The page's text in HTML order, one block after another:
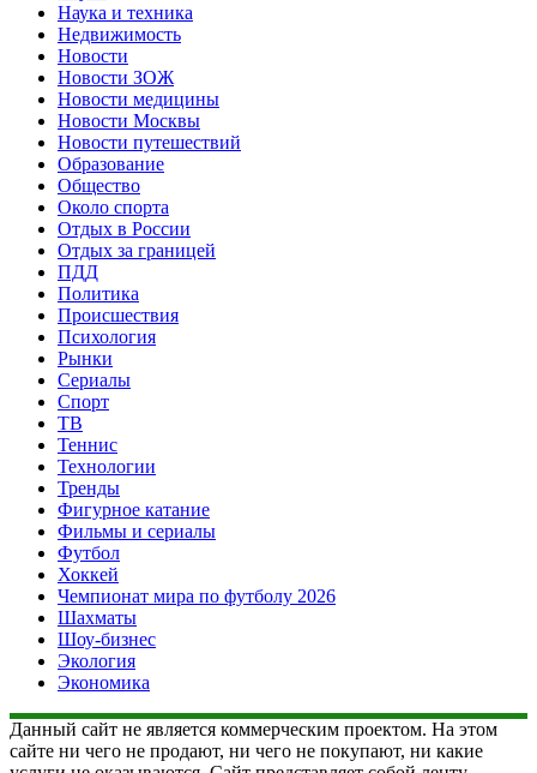
Наука и техника
Недвижимость
Новости
Новости ЗОЖ
Новости медицины
Новости Москвы
Новости путешествий
Образование
Общество
Около спорта
Отдых в России
Отдых за границей
ПДД
Политика
Происшествия
Психология
Рынки
Сериалы
Спорт
ТВ
Теннис
Технологии
Тренды
Фигурное катание
Фильмы и сериалы
Футбол
Хоккей
Чемпионат мира по футболу 2026
Шахматы
Шоу-бизнес
Экология
Экономика
Данный сайт не является коммерческим проектом. На этом
сайте ни чего не продают, ни чего не покупают, ни какие